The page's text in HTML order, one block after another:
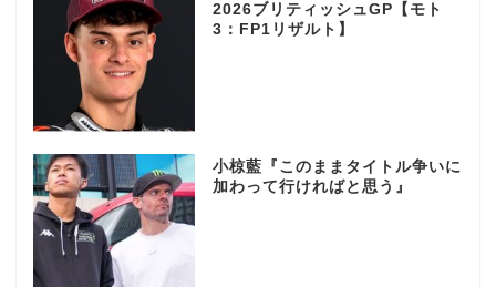
2026ブリティッシュGP【モト
3：FP1リザルト】
小椋藍『このままタイトル争いに
加わって行ければと思う』